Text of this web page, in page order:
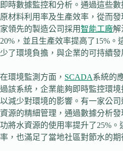
即時數據監控和分析。通過這些
原材料利用率及生產效率，從而
家領先的製造公司採用智能工廠解
20%，並且生產效率提高了15%
少了環境負擔，與企業的可持續發
在環境監測方面， SCADA系統的
過該系統，企業能夠即時監控環
以減少對環境的影響。有一家公司
資源的精細管理，通過數據分析
功將水資源的使用率提升了25%
率，也滿足了當地社區對節水的期